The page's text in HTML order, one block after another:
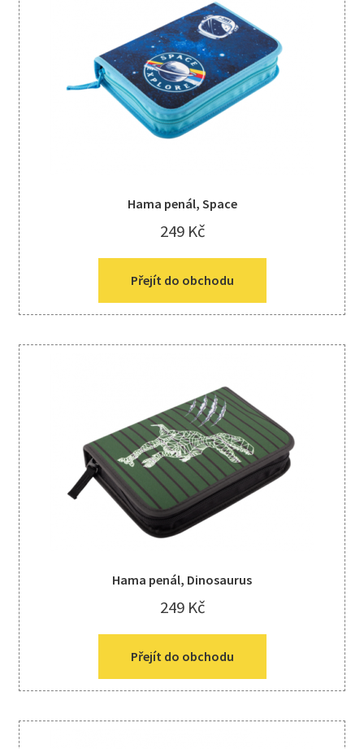
Hama penál, Space
249 Kč
Přejít do obchodu
Hama penál, Dinosaurus
249 Kč
Přejít do obchodu